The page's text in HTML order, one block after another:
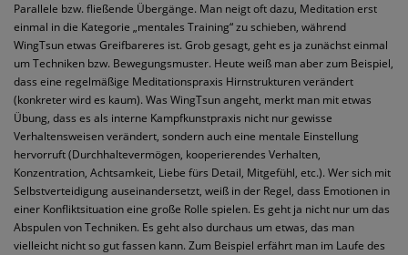
Parallele bzw. fließende Übergänge. Man neigt oft dazu, Meditation erst
einmal in die Kategorie „mentales Training“ zu schieben, während
WingTsun etwas Greifbareres ist. Grob gesagt, geht es ja zunächst einmal
um Techniken bzw. Bewegungsmuster. Heute weiß man aber zum Beispiel,
dass eine regelmäßige Meditationspraxis Hirnstrukturen verändert
(konkreter wird es kaum). Was WingTsun angeht, merkt man mit etwas
Übung, dass es als interne Kampfkunstpraxis nicht nur gewisse
Verhaltensweisen verändert, sondern auch eine mentale Einstellung
hervorruft (Durchhaltevermögen, kooperierendes Verhalten,
Konzentration, Achtsamkeit, Liebe fürs Detail, Mitgefühl, etc.). Wer sich mit
Selbstverteidigung auseinandersetzt, weiß in der Regel, dass Emotionen in
einer Konfliktsituation eine große Rolle spielen. Es geht ja nicht nur um das
Abspulen von Techniken. Es geht also durchaus um etwas, das man
vielleicht nicht so gut fassen kann. Zum Beispiel erfährt man im Laufe des